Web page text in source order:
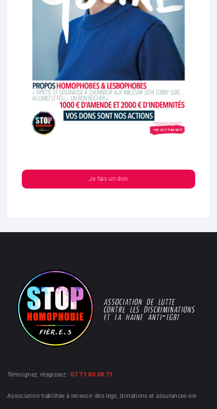
Je fais un don
Témoignez, réagissez :07 71 80 08 71
Association habilitée à recevoir des legs, donations et assurances-vie